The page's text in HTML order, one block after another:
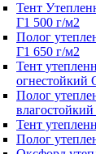
Тент
Г1 500 г/м2
Полог
Г1 650 г/м2
Тент
огнестойкий
Полог
Тент
Полог